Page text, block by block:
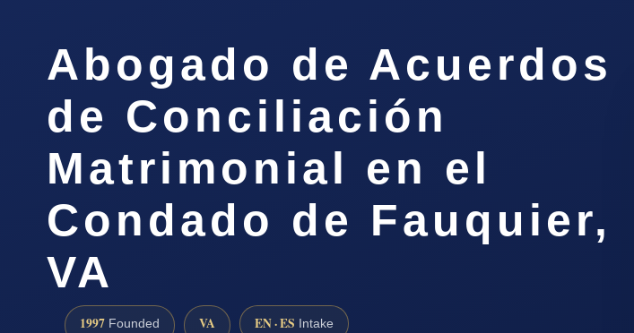
Abogado de Acuerdos
de Conciliación
Matrimonial en el
Condado de Fauquier,
VA
1997 Founded VA EN · ES Intake